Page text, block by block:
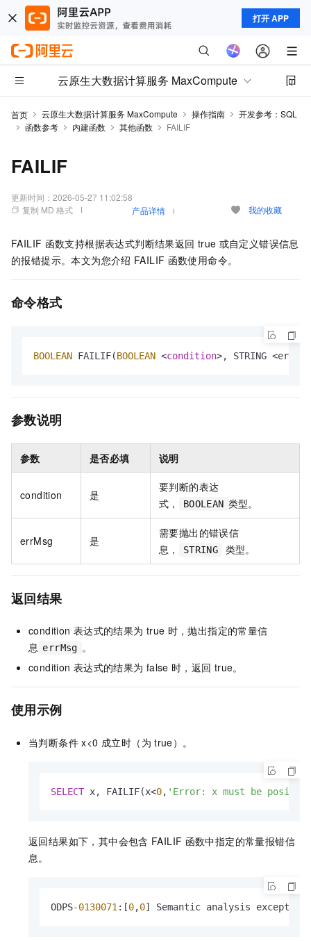
打开 APP
云原生大数据计算服务 MaxCompute
首页 云原生大数据计算服务 MaxCompute 操作指南
开发参考：SQL
函数参考
内建函数 其他函数 FAILIF
FAILIF
更新时间： 2026-05-27 11:02:58
复制 MD 格式
产品详情 我的收藏
FAILIF 函数支持根据表达式判断结果返回 true 或自定义错误信息
的报错提示。本文为您介绍 FAILIF 函数使用命令。
命令格式
BOOLEAN FAILIF(BOOLEAN <condition>, STRING <errMsg
参数说明
参数 是否必填 说明
condition 是
要判断的表达
式，
BOOLEAN 类型。
errMsg 是
需要抛出的错误信
息，
STRING 类型。
返回结果
condition 表达式的结果为 true 时，抛出指定的常量信
息 errMsg 。
condition 表达式的结果为 false 时，返回 true。
使用示例
当判断条件 x<0 成立时（为 true）。
SELECT x, FAILIF(x<0, 'Error: x must be
返回结果如下，其中会包含 FAILIF 函数中指定的常量报错信
息。
ODPS-0130071 :[0,0] Semantic analysis exception